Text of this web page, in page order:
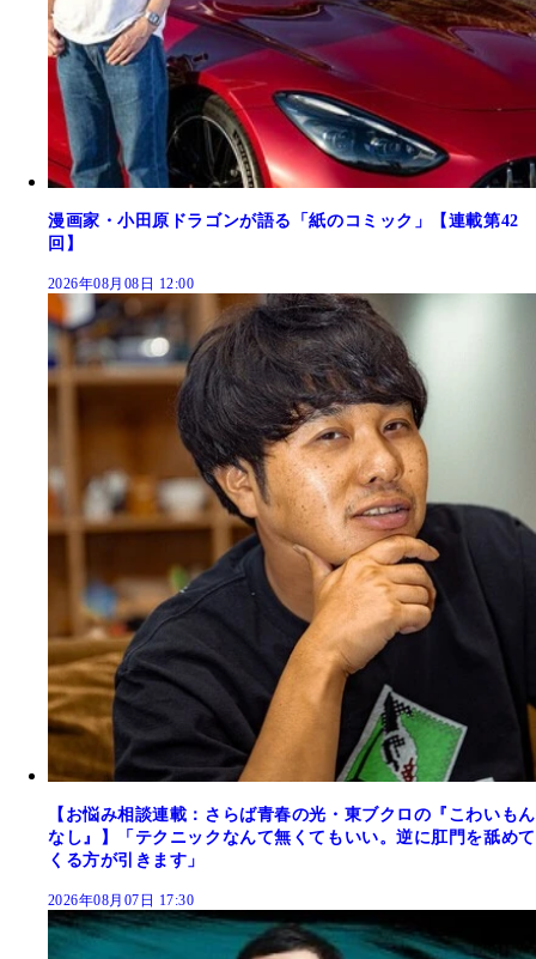
漫画家・小田原ドラゴンが語る「紙のコミック」【連載第42
回】
2026年08月08日 12:00
【お悩み相談連載：さらば青春の光・東ブクロの『こわいもん
なし』】「テクニックなんて無くてもいい。逆に肛門を舐めて
くる方が引きます」
2026年08月07日 17:30